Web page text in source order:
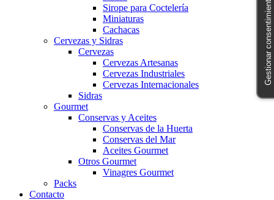
Sirope para Coctelería
Miniaturas
Cachacas
Cervezas y Sidras
Cervezas
Cervezas Artesanas
Cervezas Industriales
Cervezas Internacionales
Sidras
Gourmet
Conservas y Aceites
Conservas de la Huerta
Conservas del Mar
Aceites Gourmet
Otros Gourmet
Vinagres Gourmet
Packs
Contacto
Gestionar consentimiento